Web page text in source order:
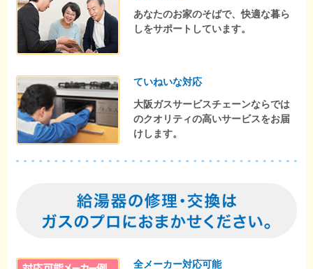
あなたのお家のそばで、快適な暮ら
しをサポートしています。
ていねいな対応
大阪ガスサービスチェーンならでは
のクオリティの高いサービスをお届
けします。
全メーカー対応可能